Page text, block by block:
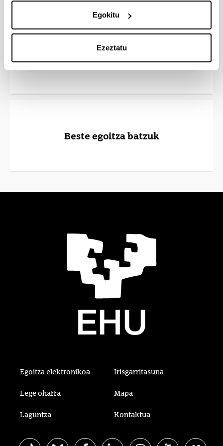
Egokitu
Ezeztatu
Ostatu
Beste egoitza batzuk
Egoitza elektronikoa Irisgarritasuna
Lege oharra Mapa
Laguntza Kontaktua